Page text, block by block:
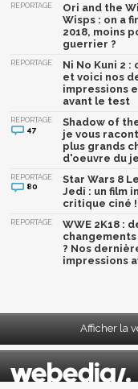
REPORTAGE
Ori and the
Wisps : on a
2018, moins
guerrier ?
REPORTAGE
Ni No Kuni 2 :
et voici nos
impressions
avant le test
REPORTAGE
47
Shadow of
je vous
plus grands
d'oeuvre du
REPORTAGE
80
Star Wars 8
Jedi : un film
critique ciné !
REPORTAGE
WWE 2K18 :
? Nos
impressions
Afficher la